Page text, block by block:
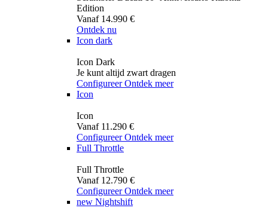
Edition
Vanaf 14.990 €
Ontdek nu
Icon dark
Icon Dark
Je kunt altijd zwart dragen
Configureer Ontdek meer
Icon
Icon
Vanaf 11.290 €
Configureer Ontdek meer
Full Throttle
Full Throttle
Vanaf 12.790 €
Configureer Ontdek meer
new Nightshift